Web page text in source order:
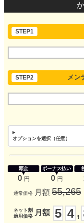
STEP1
STEP2 メン
オプションを選択（任意）
頭金
0 円
ボーナス払い
0 円
通常価格 月額 55,265
ネット割
適用価格
月額 5 4 ,